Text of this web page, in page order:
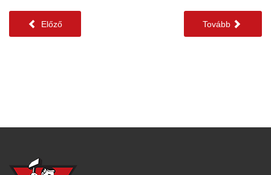
Előző Tovább